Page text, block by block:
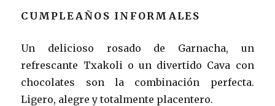
CUMPLEAÑOS INFORMALES
Un delicioso rosado de Garnacha, un
refrescante Txakoli o un divertido Cava con
chocolates son la combinación perfecta.
Ligero, alegre y totalmente placentero.